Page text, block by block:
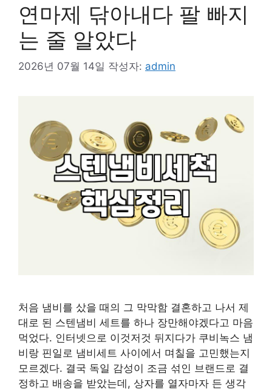
연마제 닦아내다 팔 빠지
는 줄 알았다
2026년 07월 14일 작성자: admin
처음 냄비를 샀을 때의 그 막막함 결혼하고 나서 제
대로 된 스텐냄비 세트를 하나 장만해야겠다고 마음
먹었다. 인터넷으로 이것저것 뒤지다가 쿠비녹스 냄
비랑 핀일로 냄비세트 사이에서 며칠을 고민했는지
모르겠다. 결국 독일 감성이 조금 섞인 브랜드로 결
정하고 배송을 받았는데, 상자를 열자마자 든 생각